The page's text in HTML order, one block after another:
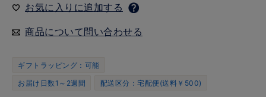
お気に入りに追加する
商品について問い合わせる
ギフトラッピング：可能
お届け日数1～2週間
配送区分：宅配便(送料￥500)